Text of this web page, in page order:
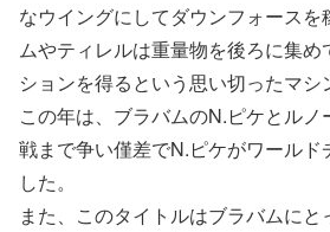
なウイングにしてダウンフォース
ムやティレルは重量物を後ろに集め
ションを得るという思い切ったマシ
この年は、ブラバムのN.ピケとル
戦まで争い僅差でN.ピケがワールド
した。
また、このタイトルはブラバムにと